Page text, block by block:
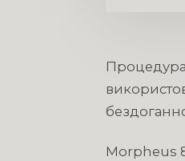
Процедура
Morpheus